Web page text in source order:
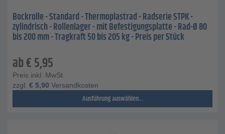
Bockrolle - Standard - Thermoplastrad - Radserie STPK -
zylindrisch - Rollenlager - mit Befestigungsplatte - Rad-Ø 80
bis 200 mm - Tragkraft 50 bis 205 kg - Preis per Stück
ab€5,95
Preis inkl. MwSt.
zzgl. € 5,90 Versandkosten
Ausführung auswählen...